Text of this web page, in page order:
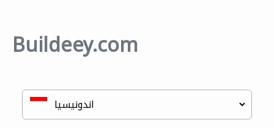
Buildeey.com